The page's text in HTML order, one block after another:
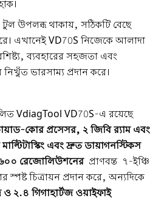
উপলব্ধ থাকায়, সঠিকটি বেছে
এখানেই VD70S নিজেকে আলাদা
ব্যবহারের সহজতা এবং
নিখুঁত ভারসাম্য প্রদান করে।
VdiagTool VD70S-এ রয়েছে
কোর প্রসেসর, ২ জিবি র‍্যাম এবং
এবং দ্রুত ডায়াগনস্টিকস
রেজোলিউশনের প্রাণবন্ত ৭-ইঞ্চি
স্পষ্ট চিত্রায়ন প্রদান করে, অন্যদিকে
ও ২.৪ গিগাহার্টজ ওয়াইফাই